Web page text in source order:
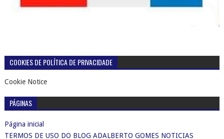
COOKIES DE POLÍTICA DE PRIVACIDADE
Cookie Notice
PÁGINAS
Página inicial
TERMOS DE USO DO BLOG ADALBERTO GOMES NOTICIAS